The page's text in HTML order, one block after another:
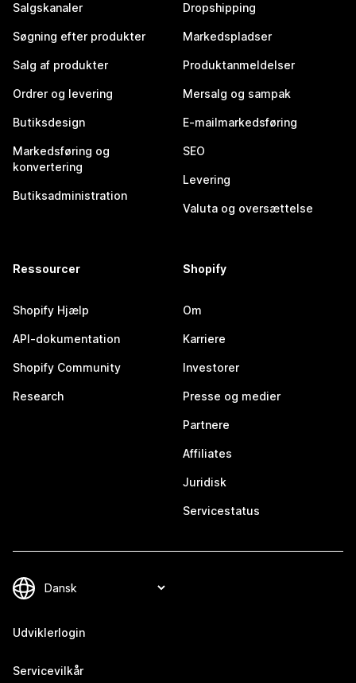
Salgskanaler
Søgning efter produkter
Salg af produkter
Ordrer og levering
Butiksdesign
Markedsføring og
konvertering
Butiksadministration
Dropshipping
Markedspladser
Produktanmeldelser
Mersalg og sampak
E-mailmarkedsføring
SEO
Levering
Valuta og oversættelse
Ressourcer
Shopify Hjælp
API-dokumentation
Shopify Community
Research
Shopify
Om
Karriere
Investorer
Presse og medier
Partnere
Affiliates
Juridisk
Servicestatus
Udviklerlogin
Servicevilkår